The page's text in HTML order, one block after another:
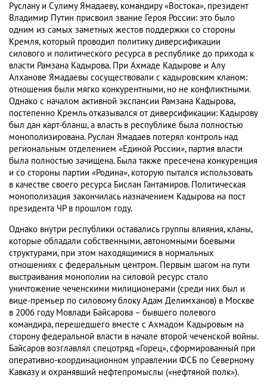
Руслану и Сулиму Ямадаеву, командиру «Востока», президент
Владимир Путин присвоил звание Героя России: это было
одним из самых заметных жестов поддержки со стороны
Кремля, который проводил политику диверсификации
силового и политического ресурса в республике до прихода к
власти Рамзана Кадырова. При Ахмаде Кадырове и Алу
Алханове Ямадаевы сосуществовали с кадыровским кланом:
отношения были мягко конкурентными, но не конфликтными.
Однако с началом активной экспансии Рамзана Кадырова,
постепенно Кремль отказывался от диверсификации: Кадырову
был дан карт-бланш, а власть в республике была полностью
монополизирована. Руслан Ямадаев потерял контроль над
региональным отделением «Единой России», партия власти
была полностью зачищена. Была также пресечена конкуренция
и со стороны партии «Родина», которую пытался использовать
в качестве своего ресурса Бислан Гантамиров. Политическая
монополизация закончилась назначением Кадырова на пост
президента ЧР в прошлом году.
Однако внутри республики оставались группы влияния, кланы,
которые обладали собственными, автономными боевыми
структурами, при этом находящимися в нормальных
отношениях с федеральным центром. Первым шагом на пути
выстраивания монополии на силовой ресурс стало
уничтожение чеченскими милиционерами (среди них был и
вице-премьер по силовому блоку Адам Делимханов) в Москве
в 2006 году Мовлади Байсарова – бывшего полевого
командира, перешедшего вместе с Ахмадом Кадыровым на
сторону федеральной власти в начале второй чеченской войны.
Байсаров возглавлял спецотряд «Горец», сформированный при
оперативно-координационном управлении ФСБ по Северному
Кавказу и охранявший нефтепромыслы («нефтяной полк»).